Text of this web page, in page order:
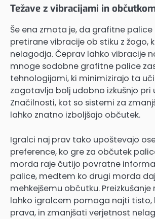
Težave z vibracijami in
Še ena zmota je, da grafitne
pretirane vibracije ob stiku z žogo,
nelagodja. Čeprav lahko vibracije
mnoge sodobne grafitne palice
tehnologijami, ki minimizirajo ta
zagotavlja bolj udobno izkušnjo pri
Značilnosti, kot so sistemi za
lahko znatno izboljšajo občutek.
Igralci naj prav tako upoštevajo
preference, ko gre za občutek
morda raje čutijo povratne
palice, medtem ko drugi morda
mehkejšemu občutku.
lahko igralcem pomaga najti tisto,
prava, in zmanjšati verjetnost